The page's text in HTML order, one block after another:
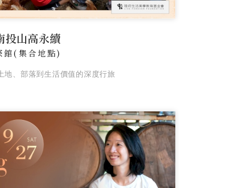
投山高永續
館(集合地點)
地、部落到生活價值的深度行旅